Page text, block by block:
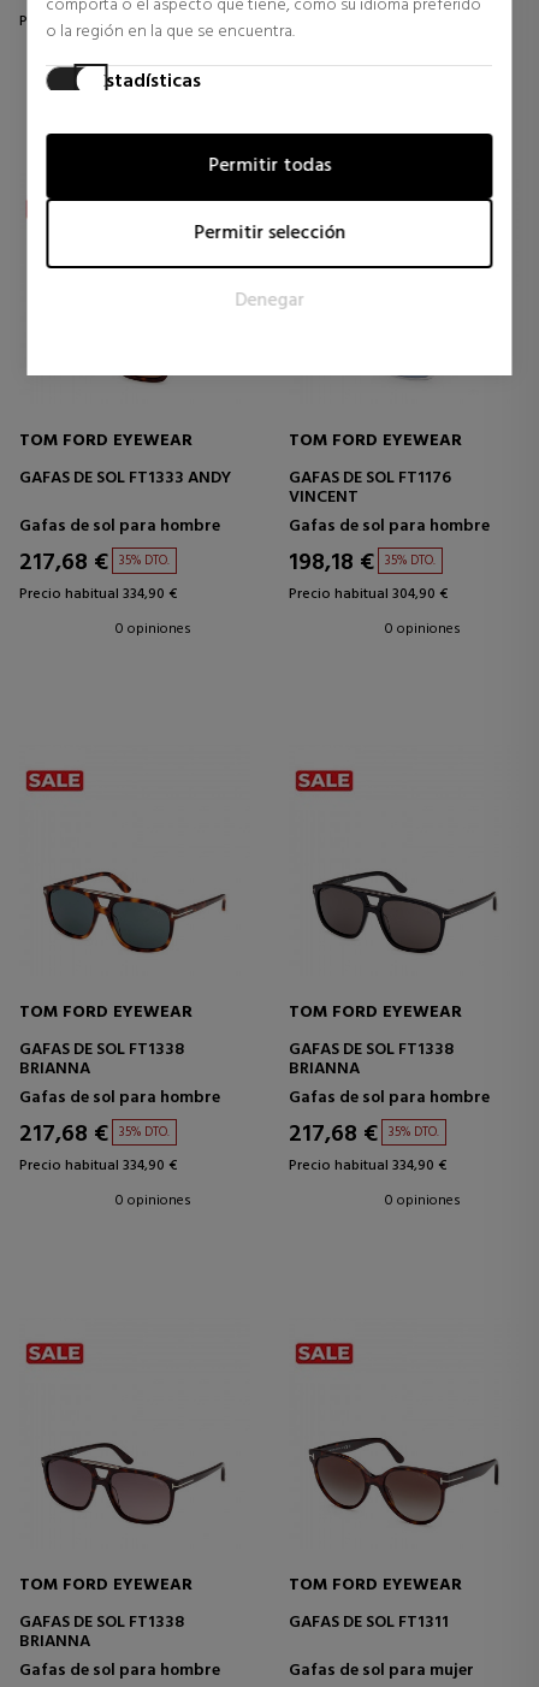
o la región en la que se encuentra.
Estadísticas
web a comprender cómo interactúan los visitantes con las
páginas web reuniendo y proporcionando información de
forma anónima.
Las cookies de marketing se utilizan para rastrear a los
visitantes en las páginas web. La intención es mostrar
externos.
Permitir todas
Permitir selección
Denegar
Precio habitual 364,90 €
Precio habitual 334,90 €
TOM FORD EYEWEAR
GAFAS DE SOL FT1333 ANDY
Gafas de sol para hombre
217,68 € 35% DTO.
Precio habitual 334,90 €
0 opiniones
TOM FORD EYEWEAR
GAFAS DE SOL FT1176
VINCENT
Gafas de sol para hombre
198,18 € 35% DTO.
Precio habitual 304,90 €
0 opiniones
TOM FORD EYEWEAR
GAFAS DE SOL FT1338
BRIANNA
Gafas de sol para hombre
217,68 € 35% DTO.
Precio habitual 334,90 €
0 opiniones
TOM FORD EYEWEAR
GAFAS DE SOL FT1338
BRIANNA
Gafas de sol para hombre
217,68 € 35% DTO.
Precio habitual 334,90 €
0 opiniones
TOM FORD EYEWEAR
GAFAS DE SOL FT1338
BRIANNA
Gafas de sol para hombre
TOM FORD EYEWEAR
GAFAS DE SOL FT1311
Gafas de sol para mujer